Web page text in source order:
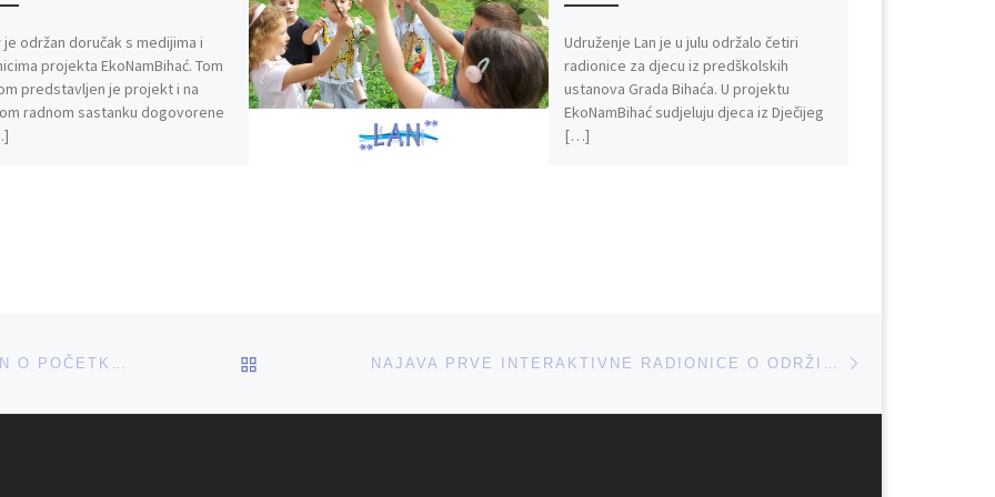
je održan doručak s medijima i
projekta EkoNamBihać. Tom
predstavljen je projekt i na
radnom sastanku dogovorene
Udruženje Lan je u julu održalo četiri
radionice za djecu iz predškolskih
ustanova Grada Bihaća. U projektu
EkoNamBihać sudjeluju djeca iz Dječijeg
[…]
BACK TO POST LIST